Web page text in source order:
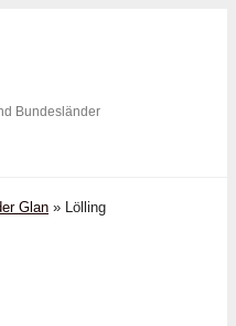
Bundesländer
Glan » Lölling